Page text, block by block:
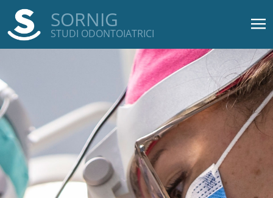
SORNIG
STUDI ODONTOIATRICI